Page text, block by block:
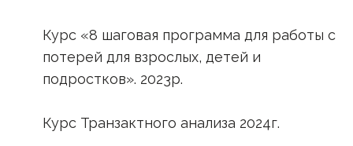
Курс «8 шаговая программа для работы с
потерей для взрослых, детей и
подростков». 2023р.
Курс Транзактного анализа 2024г.